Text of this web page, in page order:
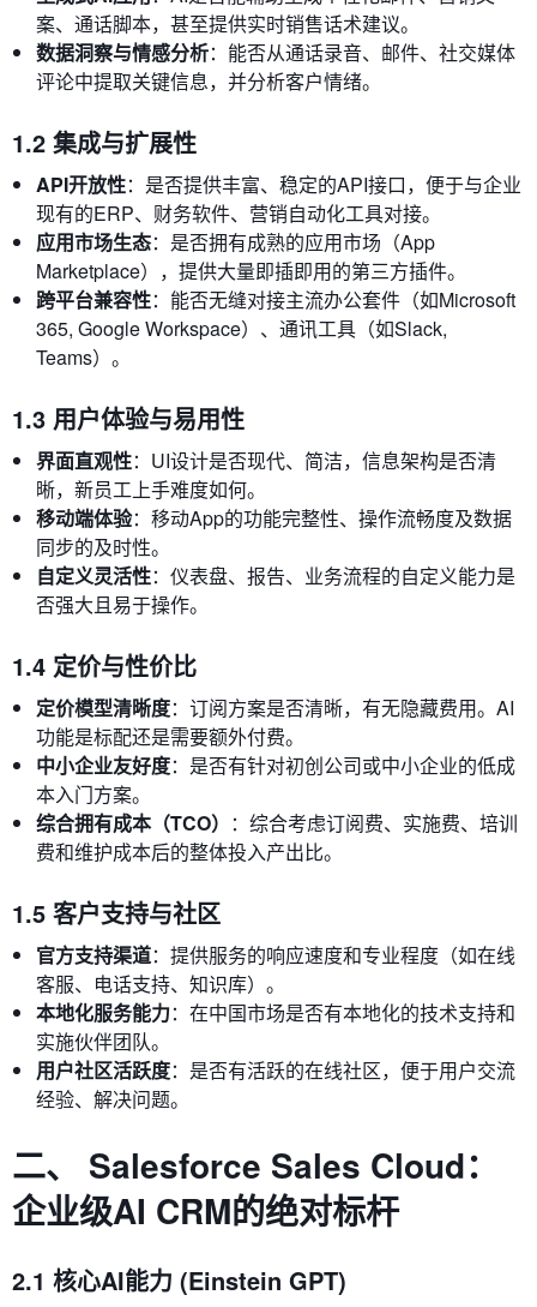
案、通话脚本，甚至提供实时销售话术建议。
数据洞察与情感分析：能否从通话录音、邮件、社交媒体
评论中提取关键信息，并分析客户情绪。
1.2 集成与扩展性
API开放性：是否提供丰富、稳定的API接口，便于与企业
现有的ERP、财务软件、营销自动化工具对接。
应用市场生态：是否拥有成熟的应用市场（App
Marketplace），提供大量即插即用的第三方插件。
跨平台兼容性：能否无缝对接主流办公套件（如Microsoft
365, Google Workspace）、通讯工具（如Slack,
Teams）。
1.3 用户体验与易用性
界面直观性：UI设计是否现代、简洁，信息架构是否清
晰，新员工上手难度如何。
移动端体验：移动App的功能完整性、操作流畅度及数据
同步的及时性。
自定义灵活性：仪表盘、报告、业务流程的自定义能力是
否强大且易于操作。
1.4 定价与性价比
定价模型清晰度：订阅方案是否清晰，有无隐藏费用。AI
功能是标配还是需要额外付费。
中小企业友好度：是否有针对初创公司或中小企业的低成
本入门方案。
综合拥有成本（TCO） ：综合考虑订阅费、实施费、培训
费和维护成本后的整体投入产出比。
1.5 客户支持与社区
官方支持渠道：提供服务的响应速度和专业程度（如在线
客服、电话支持、知识库）。
本地化服务能力：在中国市场是否有本地化的技术支持和
实施伙伴团队。
用户社区活跃度：是否有活跃的在线社区，便于用户交流
经验、解决问题。
二、 Salesforce Sales Cloud：
企业级AI CRM的绝对标杆
2.1 核心AI能力 (Einstein GPT)